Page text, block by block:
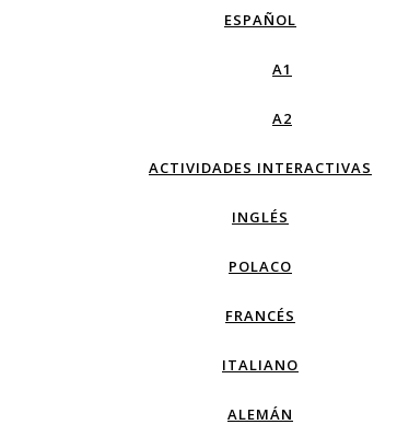
ESPAÑOL
A1
A2
ACTIVIDADES INTERACTIVAS
INGLÉS
POLACO
FRANCÉS
ITALIANO
ALEMÁN